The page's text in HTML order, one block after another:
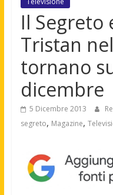
Il Segreto
Tristan
tornano
dicembre
5 Dicembre 2013
segreto, Magazine,